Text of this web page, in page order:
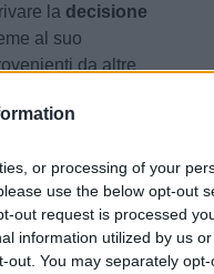
or processing of your
use the below opt-out
out request is processed
information utilized by us
You may separately
la decisione
al suo
da altre
Seconda
Serie Dcon la
Vadese, Colle,